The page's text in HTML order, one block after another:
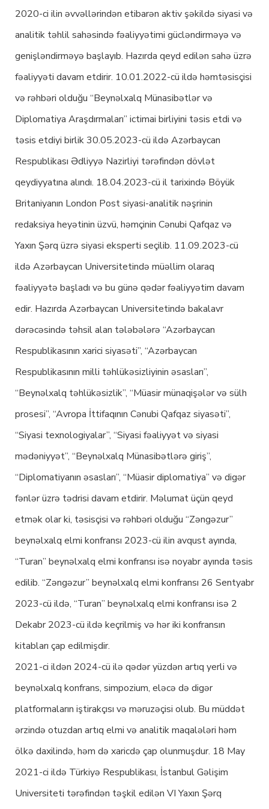
2020-ci ilin əvvəllərindən etibarən aktiv şəkildə siyasi və
analitik təhlil sahəsində fəaliyyətimi gücləndirməyə və
genişləndirməyə başlayıb. Hazırda qeyd edilən sahə üzrə
fəaliyyəti davam etdirir. 10.01.2022-cü ildə həmtəsisçisi
və rəhbəri olduğu “Beynəlxalq Münasibətlər və
Diplomatiya Araşdırmaları” ictimai birliyini təsis etdi və
təsis etdiyi birlik 30.05.2023-cü ildə Azərbaycan
Respublikası Ədliyyə Nazirliyi tərəfindən dövlət
qeydiyyatına alındı. 18.04.2023-cü il tarixində Böyük
Britaniyanın London Post siyasi-analitik nəşrinin
redaksiya heyətinin üzvü, həmçinin Cənubi Qafqaz və
Yaxın Şərq üzrə siyasi eksperti seçilib. 11.09.2023-cü
ildə Azərbaycan Universitetində müəllim olaraq
fəaliyyətə başladı və bu günə qədər fəaliyyətim davam
edir. Hazırda Azərbaycan Universitetində bakalavr
dərəcəsində təhsil alan tələbələrə “Azərbaycan
Respublikasının xarici siyasəti”, “Azərbaycan
Respublikasının milli təhlükəsizliyinin əsasları”,
“Beynəlxalq təhlükəsizlik”, “Müasir münaqişələr və sülh
prosesi”, “Avropa İttifaqının Cənubi Qafqaz siyasəti”,
“Siyasi texnologiyalar”, “Siyasi fəaliyyət və siyasi
mədəniyyət”, “Beynəlxalq Münasibətlərə giriş”,
“Diplomatiyanın əsasları”, “Müasir diplomatiya” və digər
fənlər üzrə tədrisi davam etdirir. Məlumat üçün qeyd
etmək olar ki, təsisçisi və rəhbəri olduğu “Zəngəzur”
beynəlxalq elmi konfransı 2023-cü ilin avqust ayında,
“Turan” beynəlxalq elmi konfransı isə noyabr ayında təsis
edilib. “Zəngəzur” beynəlxalq elmi konfransı 26 Sentyabr
2023-cü ildə, “Turan” beynəlxalq elmi konfransı isə 2
Dekabr 2023-cü ildə keçrilmiş və hər iki konfransın
kitabları çap edilmişdir.
2021-ci ildən 2024-cü ilə qədər yüzdən artıq yerli və
beynəlxalq konfrans, simpozium, eləcə də digər
platformaların iştirakçısı və məruzəçisi olub. Bu müddət
ərzində otuzdan artıq elmi və analitik maqalələri həm
ölkə daxilində, həm də xaricdə çap olunmuşdur. 18 May
2021-ci ildə Türkiyə Respublikası, İstanbul Gəlişim
Universiteti tərəfindən təşkil edilən VI Yaxın Şərq